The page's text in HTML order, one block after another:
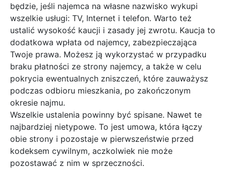
będzie, jeśli najemca na własne nazwisko wykupi
wszelkie usługi: TV, Internet i telefon. Warto też
ustalić wysokość kaucji i zasady jej zwrotu. Kaucja to
dodatkowa wpłata od najemcy, zabezpieczająca
Twoje prawa. Możesz ją wykorzystać w przypadku
braku płatności ze strony najemcy, a także w celu
pokrycia ewentualnych zniszczeń, które zauważysz
podczas odbioru mieszkania, po zakończonym
okresie najmu.
Wszelkie ustalenia powinny być spisane. Nawet te
najbardziej nietypowe. To jest umowa, która łączy
obie strony i pozostaje w pierwszeństwie przed
kodeksem cywilnym, aczkolwiek nie może
pozostawać z nim w sprzeczności.